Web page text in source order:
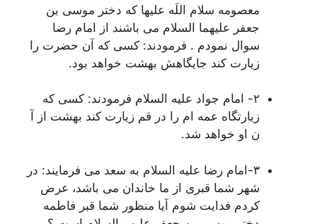
معصومه سلام اللَه علیها که دختر موسی بن
جعفر علیهما السلام می باشند از امام رضا
سوال نمودم . فرمودند: کسی که آن حضرت را
زیارت کند جایگاهش بهشت خواهد بود.
٢- امام جواد علیه السلام فرمودند: کسی که
زیارتگاه عمه ام را در قم زیارت کند بهشت از آ
ن او خواهد شد.
٣-امام رضا علیه السلام به سعد می فرمایند: در
شهر شما قبری از ما خاندان می باشد، عرض
کردم فدایت شوم آیا منظور شما قبر فاطمه